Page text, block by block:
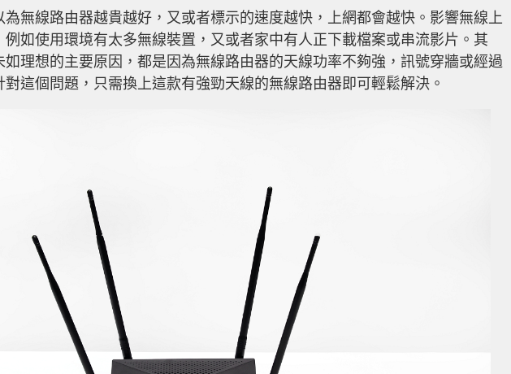
無線路由器越貴越好，又或者標示的速度越快，上網都會越快。影響無線上
如使用環境有太多無線裝置，又或者家中有人正下載檔案或串流影片。其
理想的主要原因，都是因為無線路由器的天線功率不夠強，訊號穿牆或經過
這個問題，只需換上這款有強勁天線的無線路由器即可輕鬆解決。